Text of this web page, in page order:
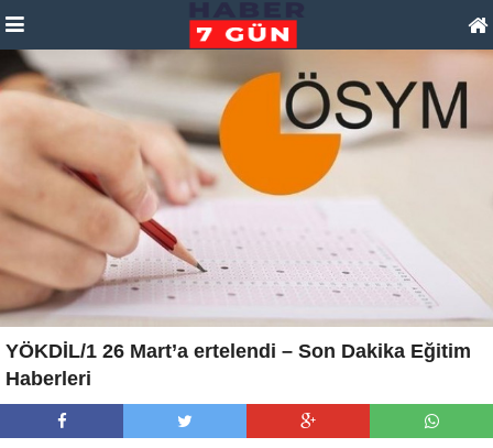
YÖKDİL/1 26 Mart’a ertelendi – Son Dakika Eğitim
Haberleri